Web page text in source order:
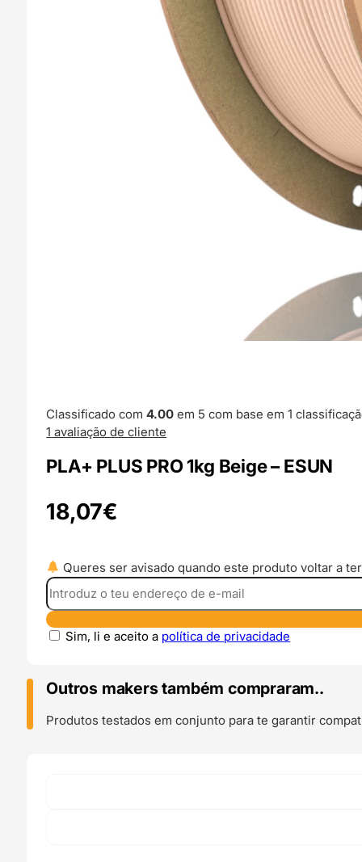
Classificado com4.00 em 5 com base em1
1 avaliação de cliente
PLA+ PLUS PRO 1kg Beige – ESUN
18,07€
Queres ser avisado quando este produto voltar a
Sim, li e aceito a política de privacidade
Outros makers também compraram..
Produtos testados em conjunto para te garantir